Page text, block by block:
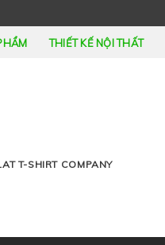
THIẾT KẾ NỘI THẤT
T-SHIRT COMPANY